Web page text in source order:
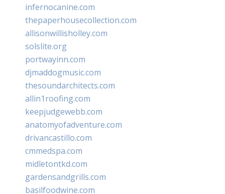
infernocanine.com
thepaperhousecollection.com
allisonwillisholley.com
solslite.org
portwayinn.com
djmaddogmusic.com
thesoundarchitects.com
allin1roofing.com
keepjudgewebb.com
anatomyofadventure.com
drivancastillo.com
cmmedspa.com
midletontkd.com
gardensandgrills.com
basilfoodwine.com